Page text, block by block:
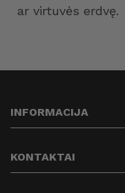
ar virtuvės erdvę.
INFORMACIJA
Paieška
Kontaktai
KONTAKTAI